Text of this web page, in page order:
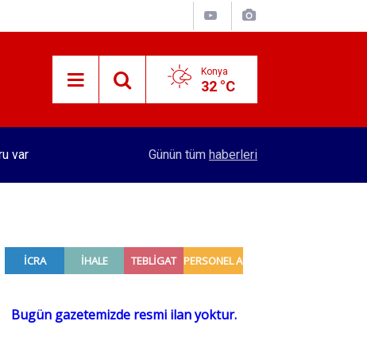
Konya
32 °C
Merkez Bankası rezervleri açıklandı
Günün tüm haberleri